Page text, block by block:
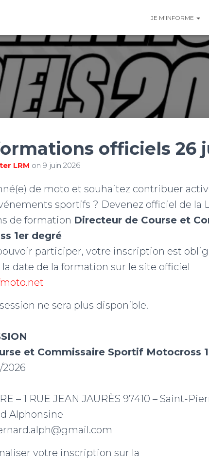
JE M’INFORME
officiels 26
LRM on 9 juin 2026
de moto et souhaitez contribuer
sportifs ? Devenez officiel de la
de formation Directeur de Course et
1er degré
participer, votre inscription est
date de la formation sur le site officiel
ne sera plus disponible.
et Commissaire Sportif Motocross
2026
– 1 RUE JEAN JAURÈS 97410 – Saint-
Alphonsine
votre inscription sur la